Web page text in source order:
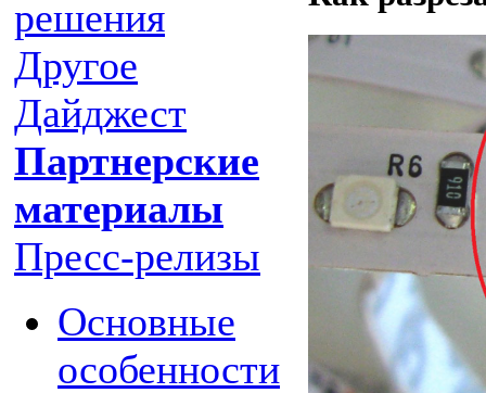
решения
Другое
Дайджест
Партнерские
материалы
Пресс-релизы
Основные
особенности